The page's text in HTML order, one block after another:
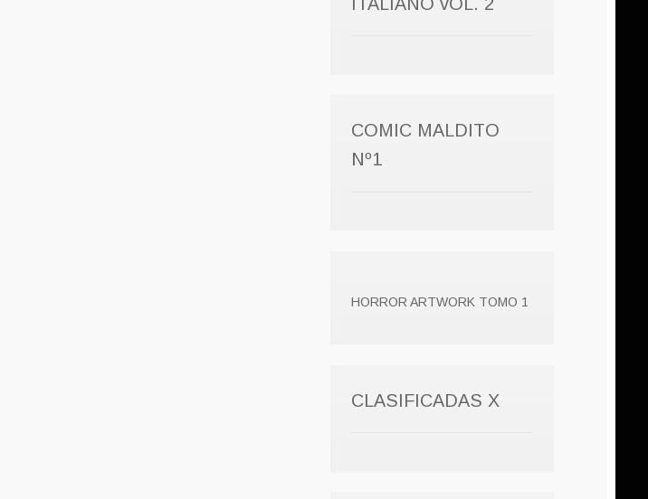
COMIC MALDITO
Nº1
HORROR ARTWORK TOMO 1
CLASIFICADAS X